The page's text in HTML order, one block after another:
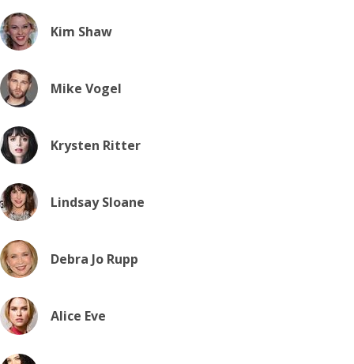
Kim Shaw
Mike Vogel
Krysten Ritter
Lindsay Sloane
Debra Jo Rupp
Alice Eve